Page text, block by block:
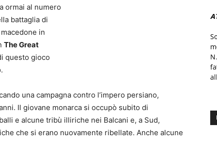
ormai al numero
battaglia di
in
The Great
questo gioco
una campagna contro l’impero persiano,
Il giovane monarca si occupò subito di
e alcune tribù illiriche nei Balcani e, a Sud,
che si erano nuovamente ribellate. Anche alcune